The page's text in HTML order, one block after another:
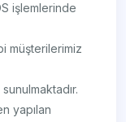
işlemlerinde
müşterilerimiz
yapılan